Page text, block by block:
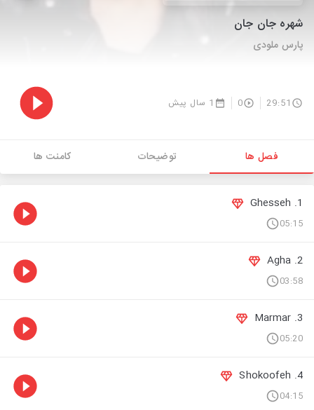
شهره جان جان
پارس ملودی
29:51
0 1 سال پیش
فصل ها توضیحات کامنت ها
1. Ghesseh
05:15
2. Agha
03:58
3. Marmar
05:20
4. Shokoofeh
04:15